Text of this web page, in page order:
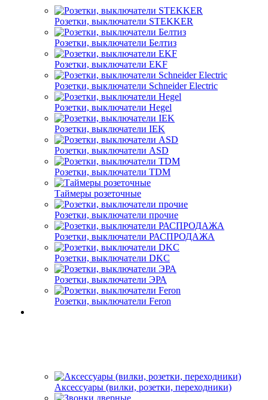
Розетки, выключатели STEKKER
Розетки, выключатели Белтиз
Розетки, выключатели EKF
Розетки, выключатели Schneider Electric
Розетки, выключатели Hegel
Розетки, выключатели IEK
Розетки, выключатели ASD
Розетки, выключатели TDM
Таймеры розеточные
Розетки, выключатели прочие
Розетки, выключатели РАСПРОДАЖА
Розетки, выключатели DKC
Розетки, выключатели ЭРА
Розетки, выключатели Feron
Аксессуары (вилки, розетки, переходники)